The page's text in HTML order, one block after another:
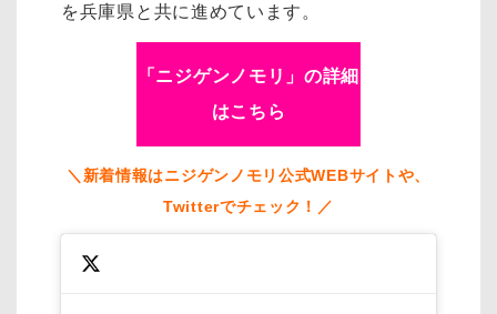
を兵庫県と共に進めています。
「ニジゲンノモリ」の詳細
はこちら
＼新着情報はニジゲンノモリ公式WEBサイトや、
Twitterでチェック！／